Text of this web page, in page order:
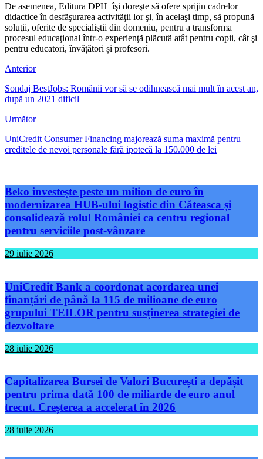
De asemenea, Editura DPH îşi doreşte sã ofere sprijin cadrelor
didactice în desfãşurarea activitãţii lor şi, în acelaşi timp, sã propunã
soluţii, oferite de specialiştii din domeniu, pentru a transforma
procesul educaţional într-o experienţã plãcutã atât pentru copii, cât şi
pentru educatori, învățători și profesori.
Anterior
Sondaj BestJobs: Românii vor să se odihnească mai mult în acest an,
după un 2021 dificil
Următor
UniCredit Consumer Financing majorează suma maximă pentru
creditele de nevoi personale fără ipotecă la 150.000 de lei
Beko investește peste un milion de euro în
modernizarea HUB-ului logistic din Căteasca și
consolidează rolul României ca centru regional
pentru serviciile post-vânzare
29 iulie 2026
UniCredit Bank a coordonat acordarea unei
finanțări de până la 115 de milioane de euro
grupului TEILOR pentru susținerea strategiei de
dezvoltare
28 iulie 2026
Capitalizarea Bursei de Valori București a depășit
pentru prima dată 100 de miliarde de euro anul
trecut. Creșterea a accelerat în 2026
28 iulie 2026